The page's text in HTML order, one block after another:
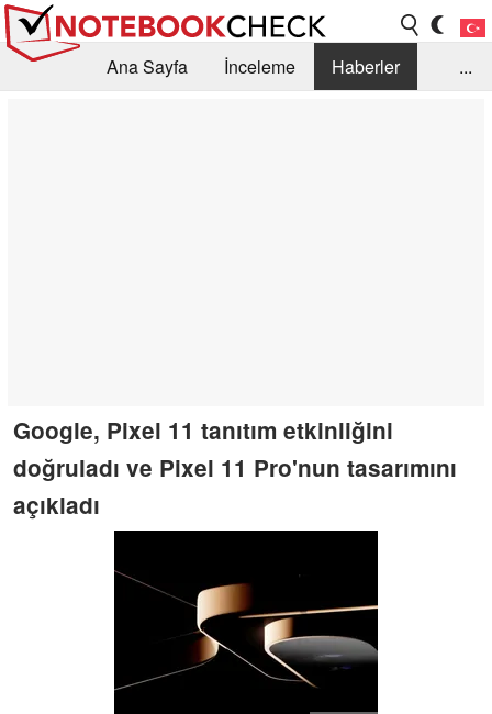
Ana Sayfa İnceleme
Haberler
...
Google, Pixel 11 tanıtım etkinliğini
doğruladı ve Pixel 11 Pro'nun tasarımını
açıkladı